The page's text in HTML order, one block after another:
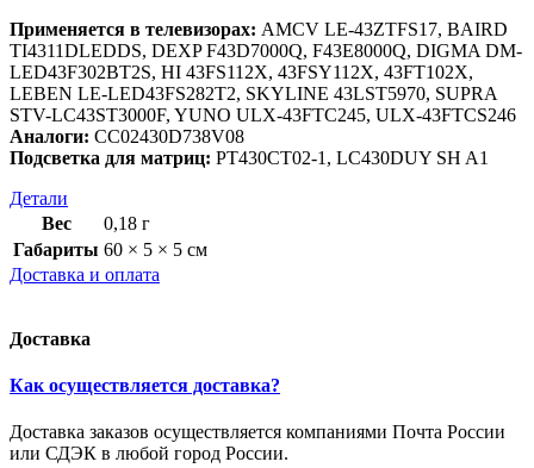
Применяется в телевизорах: AMCV LE-43ZTFS17, BAIRD
TI4311DLEDDS, DEXP F43D7000Q, F43E8000Q, DIGMA DM-
LED43F302BT2S, HI 43FS112X, 43FSY112X, 43FT102X,
LEBEN LE-LED43FS282T2, SKYLINE 43LST5970, SUPRA
STV-LC43ST3000F, YUNO ULX-43FTC245, ULX-43FTCS246
Аналоги: CC02430D738V08
Подсветка для матриц: PT430CT02-1, LC430DUY SH A1
Детали
Вес
0,18 г
Габариты 60 × 5 × 5 см
Доставка и оплата
Доставка
Как осуществляется доставка?
Доставка заказов осуществляется компаниями Почта России
или СДЭК в любой город России.